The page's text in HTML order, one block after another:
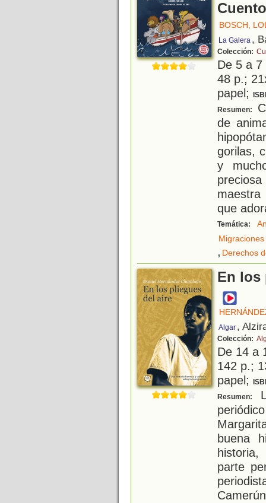
BOSCH,
La Galera ,
Colección:
De 5 a
48 p.;
papel;
Resumen:
de
gorilas,
y
que
Temática:
Migraciones
, Derechos
En los
Algar ,
Colección:
De 14 a
142 p.;
papel;
Resumen:
buena
parte